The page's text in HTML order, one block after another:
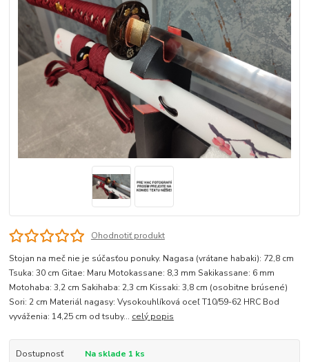
Ohodnotiť produkt
Stojan na meč nie je súčasťou ponuky. Nagasa (vrátane habaki): 72,8 cm
Tsuka: 30 cm Gitae: Maru Motokassane: 8,3 mm Sakikassane: 6 mm
Motohaba: 3,2 cm Sakihaba: 2,3 cm Kissaki: 3,8 cm (osobitne brúsené)
Sori: 2 cm Materiál nagasy: Vysokouhlíková oceľ T10/59-62 HRC Bod
vyváženia: 14,25 cm od tsuby... celý popis
Dostupnosť Na sklade 1 ks